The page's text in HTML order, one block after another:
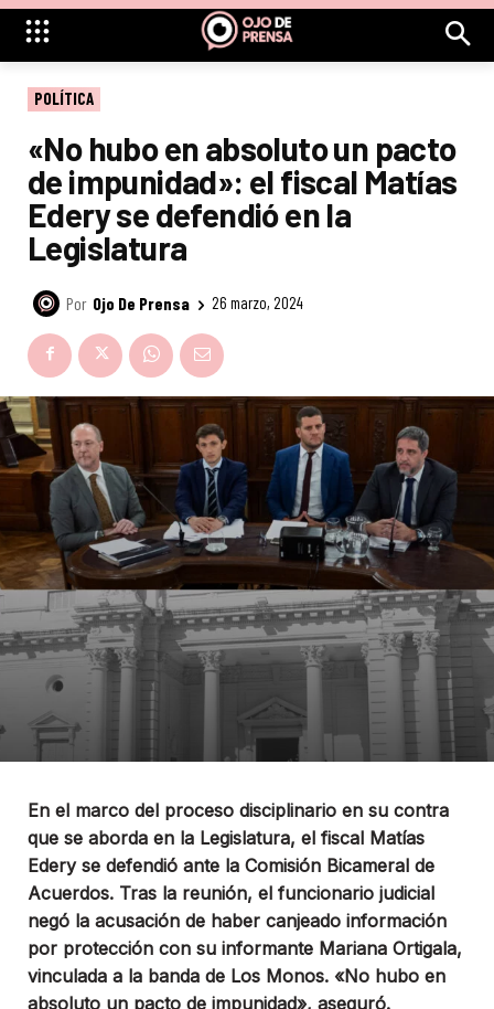
POLÍTICA
«No hubo en absoluto un pacto
de impunidad»: el fiscal Matías
Edery se defendió en la
Legislatura
Por Ojo De Prensa 26 marzo, 2024
En el marco del proceso disciplinario en su contra
que se aborda en la Legislatura, el fiscal Matías
Edery se defendió ante la Comisión Bicameral de
Acuerdos. Tras la reunión, el funcionario judicial
negó la acusación de haber canjeado información
por protección con su informante Mariana Ortigala,
vinculada a la banda de Los Monos. «No hubo en
absoluto un pacto de impunidad», aseguró.